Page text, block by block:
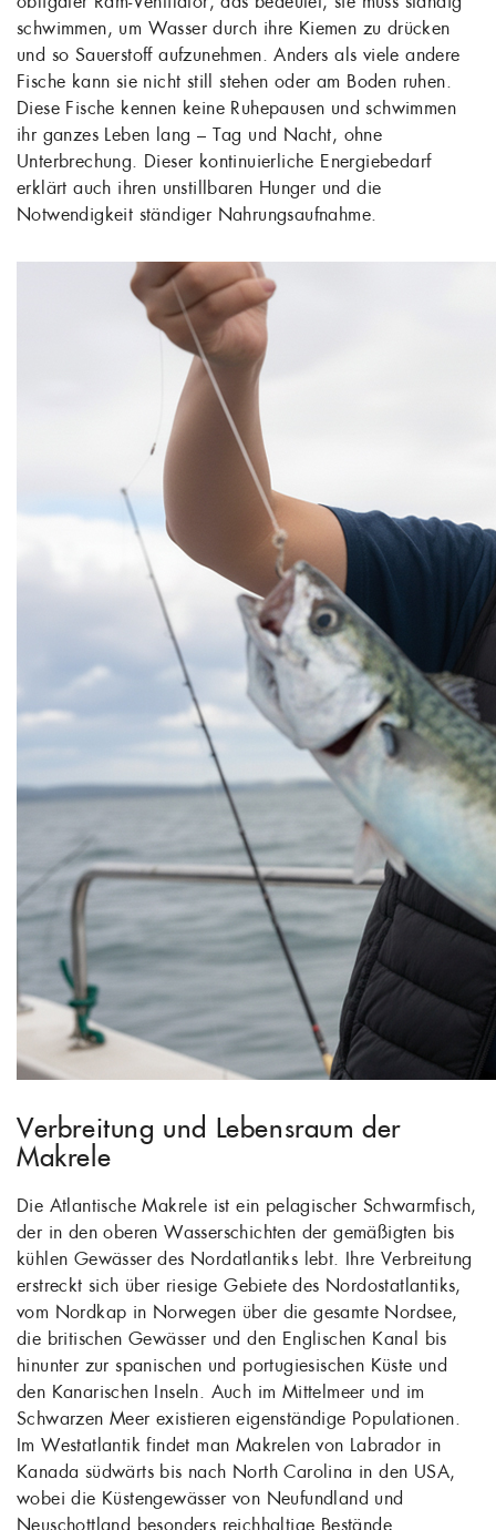
schwimmen, um Wasser durch ihre Kiemen zu drücken
und so Sauerstoff aufzunehmen. Anders als viele andere
Fische kann sie nicht still stehen oder am Boden ruhen.
Diese Fische kennen keine Ruhepausen und schwimmen
ihr ganzes Leben lang – Tag und Nacht, ohne
Unterbrechung. Dieser kontinuierliche Energiebedarf
erklärt auch ihren unstillbaren Hunger und die
Notwendigkeit ständiger Nahrungsaufnahme.
Verbreitung und Lebensraum der
Makrele
Die Atlantische Makrele ist ein pelagischer Schwarmfisch,
der in den oberen Wasserschichten der gemäßigten bis
kühlen Gewässer des Nordatlantiks lebt. Ihre Verbreitung
erstreckt sich über riesige Gebiete des Nordostatlantiks,
vom Nordkap in Norwegen über die gesamte Nordsee,
die britischen Gewässer und den Englischen Kanal bis
hinunter zur spanischen und portugiesischen Küste und
den Kanarischen Inseln. Auch im Mittelmeer und im
Schwarzen Meer existieren eigenständige Populationen.
Im Westatlantik findet man Makrelen von Labrador in
Kanada südwärts bis nach North Carolina in den USA,
wobei die Küstengewässer von Neufundland und
Neuschottland besonders reichhaltige Bestände